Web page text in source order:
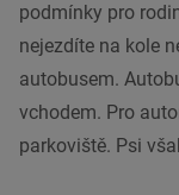
podmínky pro
nejezdíte na kole
autobusem.
vchodem. Pro
parkoviště. Psi